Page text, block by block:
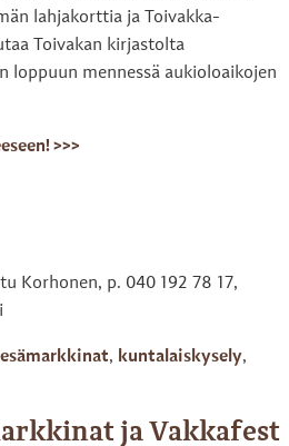
lahjakorttia ja Toivakka-
Toivakan kirjastolta
loppuun mennessä aukioloaikojen
>>>
Korhonen, p. 040 192 78 17,
, kuntalaiskysely,
ja Vakkafest